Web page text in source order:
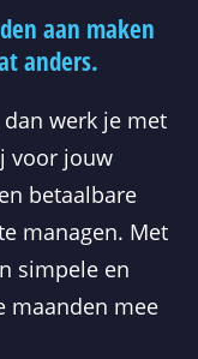
aan maken
anders.
werk je met
voor jouw
betaalbare
managen. Met
simpele en
maanden mee